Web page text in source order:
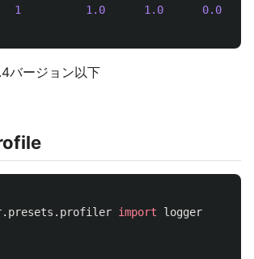
1 1.0 1.0 0.0
バージョン以下
import logger